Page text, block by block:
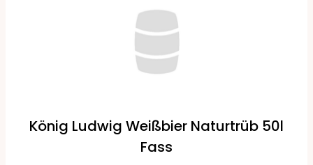
König Ludwig Weißbier Naturtrüb 50l
Fass